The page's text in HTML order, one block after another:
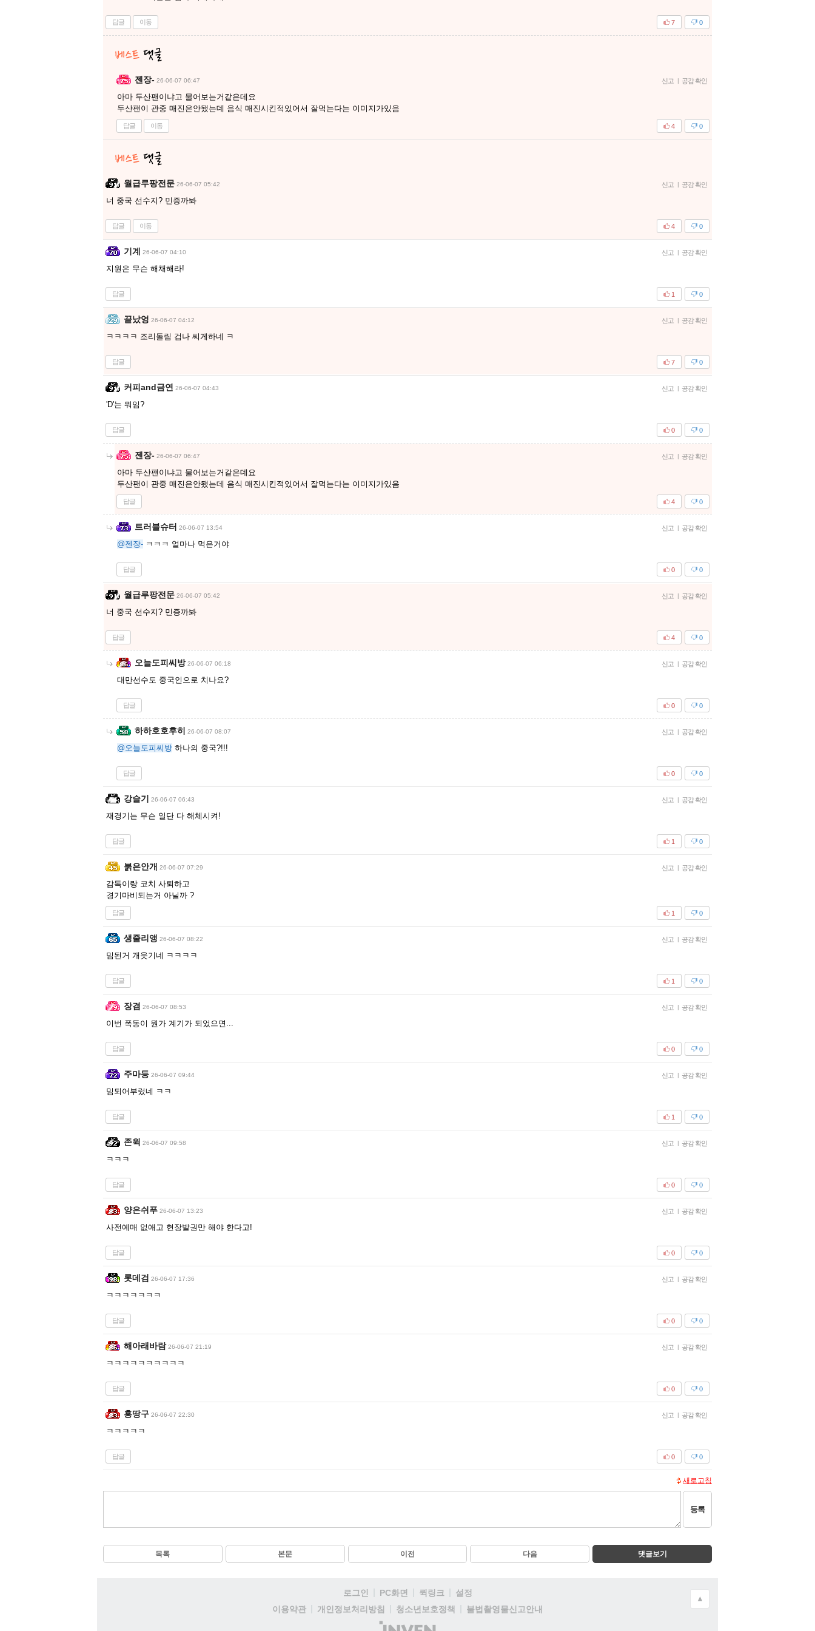
답글 이동 0
7
젠장- 26-06-07 06:47 신고 | 공감 확인
아마 두산팬이냐고 물어보는거같은데요
두산팬이 관중 매진은안됐는데 음식 매진시킨적있어서 잘먹는다는 이미지가있음
답글 이동 0
4
월급루팡전문 26-06-07 05:42 신고 | 공감 확인
너 중국 선수지? 민증까봐
답글 이동 0
4
기계 26-06-07 04:10 신고 | 공감 확인
지원은 무슨 해채해라!
답글 0
1
끝났엉 26-06-07 04:12 신고 | 공감 확인
ㅋㅋㅋㅋ 조리돌림 겁나 씨게하네 ㅋ
답글 0
7
커피and금연 26-06-07 04:43 신고 | 공감 확인
'D'는 뭐임?
답글 0
0
젠장- 26-06-07 06:47 신고 | 공감 확인
아마 두산팬이냐고 물어보는거같은데요
두산팬이 관중 매진은안됐는데 음식 매진시킨적있어서 잘먹는다는 이미지가있음
답글 0
4
트러블슈터 26-06-07 13:54 신고 | 공감 확인
@젠장- ㅋㅋㅋ 얼마나 먹은거야
답글 0
0
월급루팡전문 26-06-07 05:42 신고 | 공감 확인
너 중국 선수지? 민증까봐
답글 0
4
오늘도피씨방 26-06-07 06:18 신고 | 공감 확인
대만선수도 중국인으로 치나요?
답글 0
0
하하호호후히 26-06-07 08:07 신고 | 공감 확인
@오늘도피씨방 하나의 중국?!!!
답글 0
0
강슬기 26-06-07 06:43 신고 | 공감 확인
재경기는 무슨 일단 다 해체시켜!
답글 0
1
붉은안개 26-06-07 07:29 신고 | 공감 확인
감독이랑 코치 사퇴하고
경기마비되는거 아닐까 ?
답글 0
1
생줄리앵 26-06-07 08:22 신고 | 공감 확인
밈된거 개웃기네 ㅋㅋㅋㅋ
답글 0
1
장겸 26-06-07 08:53 신고 | 공감 확인
이번 폭동이 뭔가 계기가 되었으면...
답글 0
0
주마등 26-06-07 09:44 신고 | 공감 확인
밈되어부렀네 ㅋㅋ
답글 0
1
존윅 26-06-07 09:58 신고 | 공감 확인
ㅋㅋㅋ
답글 0
0
양은쉬푸 26-06-07 13:23 신고 | 공감 확인
사전예매 없애고 현장발권만 해야 한다고!
답글 0
0
롯데검 26-06-07 17:36 신고 | 공감 확인
ㅋㅋㅋㅋㅋㅋㅋ
답글 0
0
해아래바람 26-06-07 21:19 신고 | 공감 확인
ㅋㅋㅋㅋㅋㅋㅋㅋㅋㅋ
답글 0
0
홍땅구 26-06-07 22:30 신고 | 공감 확인
ㅋㅋㅋㅋㅋ
답글 0
0
새로고침
등록
목록 본문 이전 다음 댓글보기
로그인 PC화면 퀵링크
설정
이용약관
개인정보처리방침 청소년보호정책
불법촬영물신고안내
(주)
▲